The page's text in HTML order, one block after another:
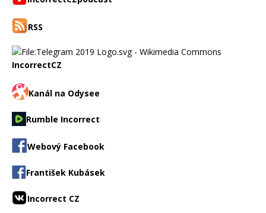
RSS
IncorrectCZ
Kanál na Odysee
Rumble Incorrect
Webový Facebook
František Kubásek
Incorrect CZ